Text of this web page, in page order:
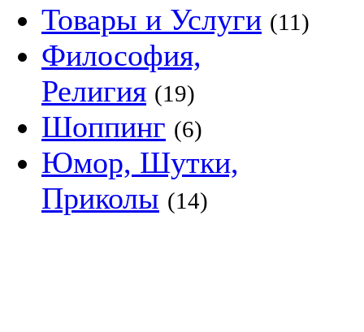
Товары и Услуги (11)
Философия,
Религия (19)
Шоппинг (6)
Юмор, Шутки,
Приколы (14)